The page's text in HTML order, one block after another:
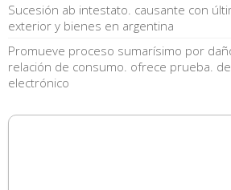
Sucesión ab intestato. causante con
exterior y bienes en argentina
Promueve proceso sumarísimo por
relación de consumo. ofrece prueba.
electrónico